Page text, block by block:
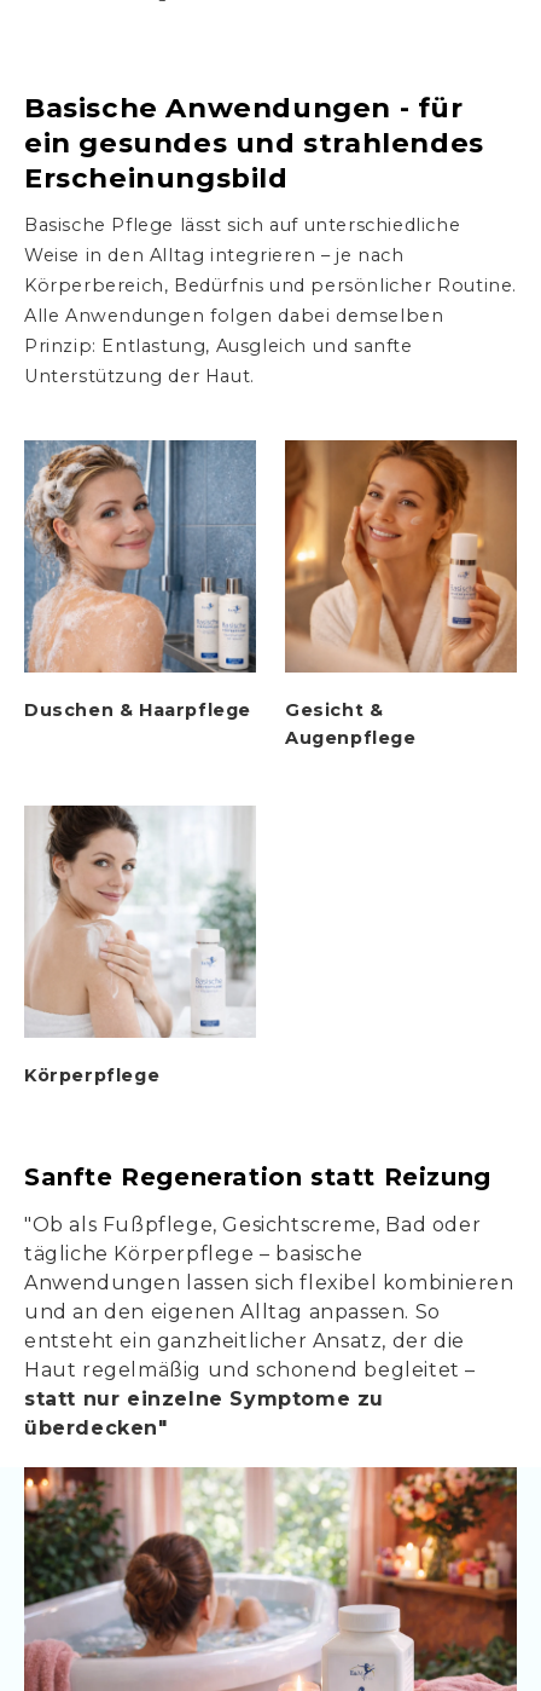
Basische Anwendungen - für
ein gesundes und strahlendes
Erscheinungsbild
Basische Pflege lässt sich auf unterschiedliche
Weise in den Alltag integrieren – je nach
Körperbereich, Bedürfnis und persönlicher Routine.
Alle Anwendungen folgen dabei demselben
Prinzip: Entlastung, Ausgleich und sanfte
Unterstützung der Haut.
Duschen & Haarpflege
Gesicht &
Augenpflege
Körperpflege
Sanfte Regeneration statt Reizung
"Ob als Fußpflege, Gesichtscreme, Bad oder
tägliche Körperpflege – basische
Anwendungen lassen sich flexibel kombinieren
und an den eigenen Alltag anpassen. So
entsteht ein ganzheitlicher Ansatz, der die
Haut regelmäßig und schonend begleitet –
statt nur einzelne Symptome zu
überdecken"